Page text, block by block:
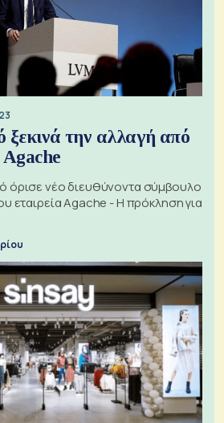
την αλλαγή από
όρισε νέο διευθύνοντα σύμβουλο
εταιρεία Agache - Η πρόκληση για